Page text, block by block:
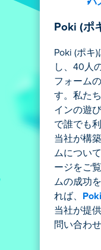
Poki (ポ
Poki (ポキ
し、40人
フォーム
す。私た
インの遊
で誰でも
当社が構
ムについ
ージをご
ムの成功
れば、
当社が提
問い合わ